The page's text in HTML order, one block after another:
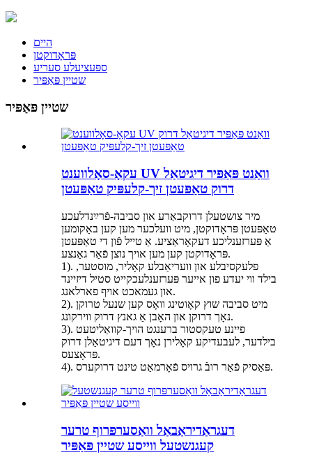
היים
פּראָדוקטן
ספּעציעלע סעריע
שטיין פּאַפּיר
שטיין פּאַפּיר
עקאָ-סאָלווענט UV וואַנט פּאַפּיר דיגיטאַל
דרוק טאַפּעטן זיך-קלעפּיק טאַפּעטן
מיר צושטעלן דרוקבאַרע און סביבה-פֿרײַנדלעכע
טאַפּעטן פּראָדוקטן, מיט וועלכער מען קען באַקומען
אַ פּערזענליכע דעקאָראַציע. אַ טייל פֿון די טאַפּעטן
פּראָדוקטן קען מען אויך נוצן פֿאַר גאַנצע.
1). פלעקסיבלע און וועריאַבלע קאָליר, מוסטער,
בילד ווי יעדע פון ​​אייער פּערזענלעכקייט סטיל דיזיינד
און געמאכט אויף פארלאנג.
2). מיט סביבה שוץ קאָוטינג וואָס קען שנעל טרוקן
נאָך דרוקן און האָבן אַ גאנץ דרוק ווירקונג.
3). פיינע טעקסטור ברענגט הויך-קוואַליטעט
בילדער, לעבעדיקע קאָלירן נאָך דעם דיגיטאַלן דרוק
פּראָצעס.
4). פּאַסיק פֿאַר רובֿ גרויס פֿאָרמאַט טינט דרוקערס.
דעגראַדיראַבאַל וואַסערפּרוף טרער
קעגנשטעל ווייסע שטיין פּאַפּיר